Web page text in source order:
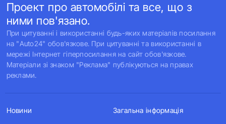
Проект про автомобілі та все, що з
ними пов'язано.
При цитуванні і використанні будь-яких матеріалів посилання
на "Auto24" обов'язкове. При цитуванні та використанні в
мережі Інтернет гіперпосилання на сайт обов'язкове.
Матеріали зі знаком "Реклама" публікуються на правах
реклами.
Новини Загальна інформація